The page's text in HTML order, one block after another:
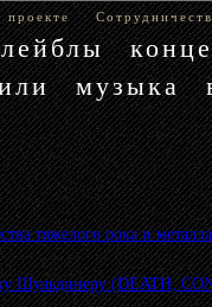
проекте
лейблы
музыка
тяжелого рока и металла
Шульдинеру (DEATH,